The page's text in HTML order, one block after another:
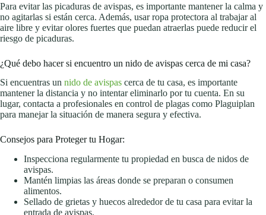
Para evitar las picaduras de avispas, es importante mantener la calma y
no agitarlas si están cerca. Además, usar ropa protectora al trabajar al
aire libre y evitar olores fuertes que puedan atraerlas puede reducir el
riesgo de picaduras.
¿Qué debo hacer si encuentro un nido de avispas cerca de mi casa?
Si encuentras un nido de avispas cerca de tu casa, es importante
mantener la distancia y no intentar eliminarlo por tu cuenta. En su
lugar, contacta a profesionales en control de plagas como Plaguiplan
para manejar la situación de manera segura y efectiva.
Consejos para Proteger tu Hogar:
Inspecciona regularmente tu propiedad en busca de nidos de
avispas.
Mantén limpias las áreas donde se preparan o consumen
alimentos.
Sellado de grietas y huecos alrededor de tu casa para evitar la
entrada de avispas.